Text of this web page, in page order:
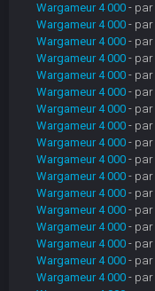
Wargameur 4 000 - par
Wargameur 4 000 - par
Wargameur 4 000 - par
Wargameur 4 000 - par
Wargameur 4 000 - par
Wargameur 4 000 - par
Wargameur 4 000 - par
Wargameur 4 000 - par
Wargameur 4 000 - par
Wargameur 4 000 - par
Wargameur 4 000 - par
Wargameur 4 000 - par
Wargameur 4 000 - par
Wargameur 4 000 - par
Wargameur 4 000 - par
Wargameur 4 000 - par
Wargameur 4 000 - par